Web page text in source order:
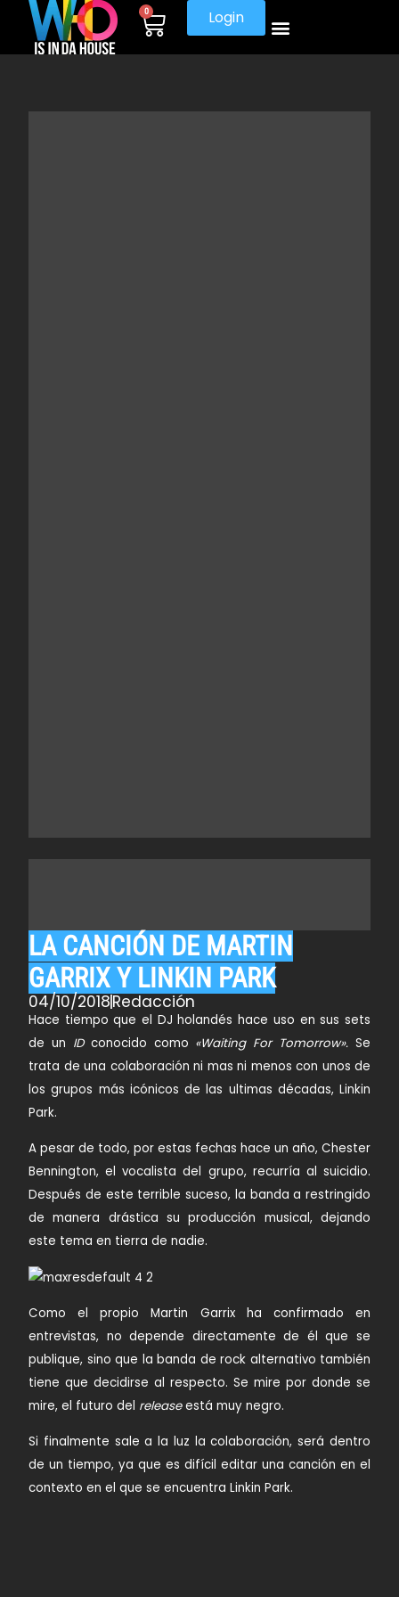
0 Login
LA CANCIÓN DE MARTIN
GARRIX Y LINKIN PARK
04/10/2018Redacción
Hace tiempo que el DJ holandés hace uso en sus sets
de un ID conocido como «Waiting For Tomorrow». Se
trata de una colaboración ni mas ni menos con unos de
los grupos más icónicos de las ultimas décadas, Linkin
Park.
A pesar de todo, por estas fechas hace un año, Chester
Bennington, el vocalista del grupo, recurría al suicidio.
Después de este terrible suceso, la banda a restringido
de manera drástica su producción musical, dejando
este tema en tierra de nadie.
Como el propioMartin Garrixha confirmado en
entrevistas, no depende directamente de él que se
publique, sino que la banda de rock alternativo también
tiene que decidirse al respecto. Se mire por donde se
mire, el futuro del releaseestá muy negro.
Si finalmente sale a la luz la colaboración, será dentro
de un tiempo, ya que es difícil editar una canción en el
contexto en el que se encuentra Linkin Park.